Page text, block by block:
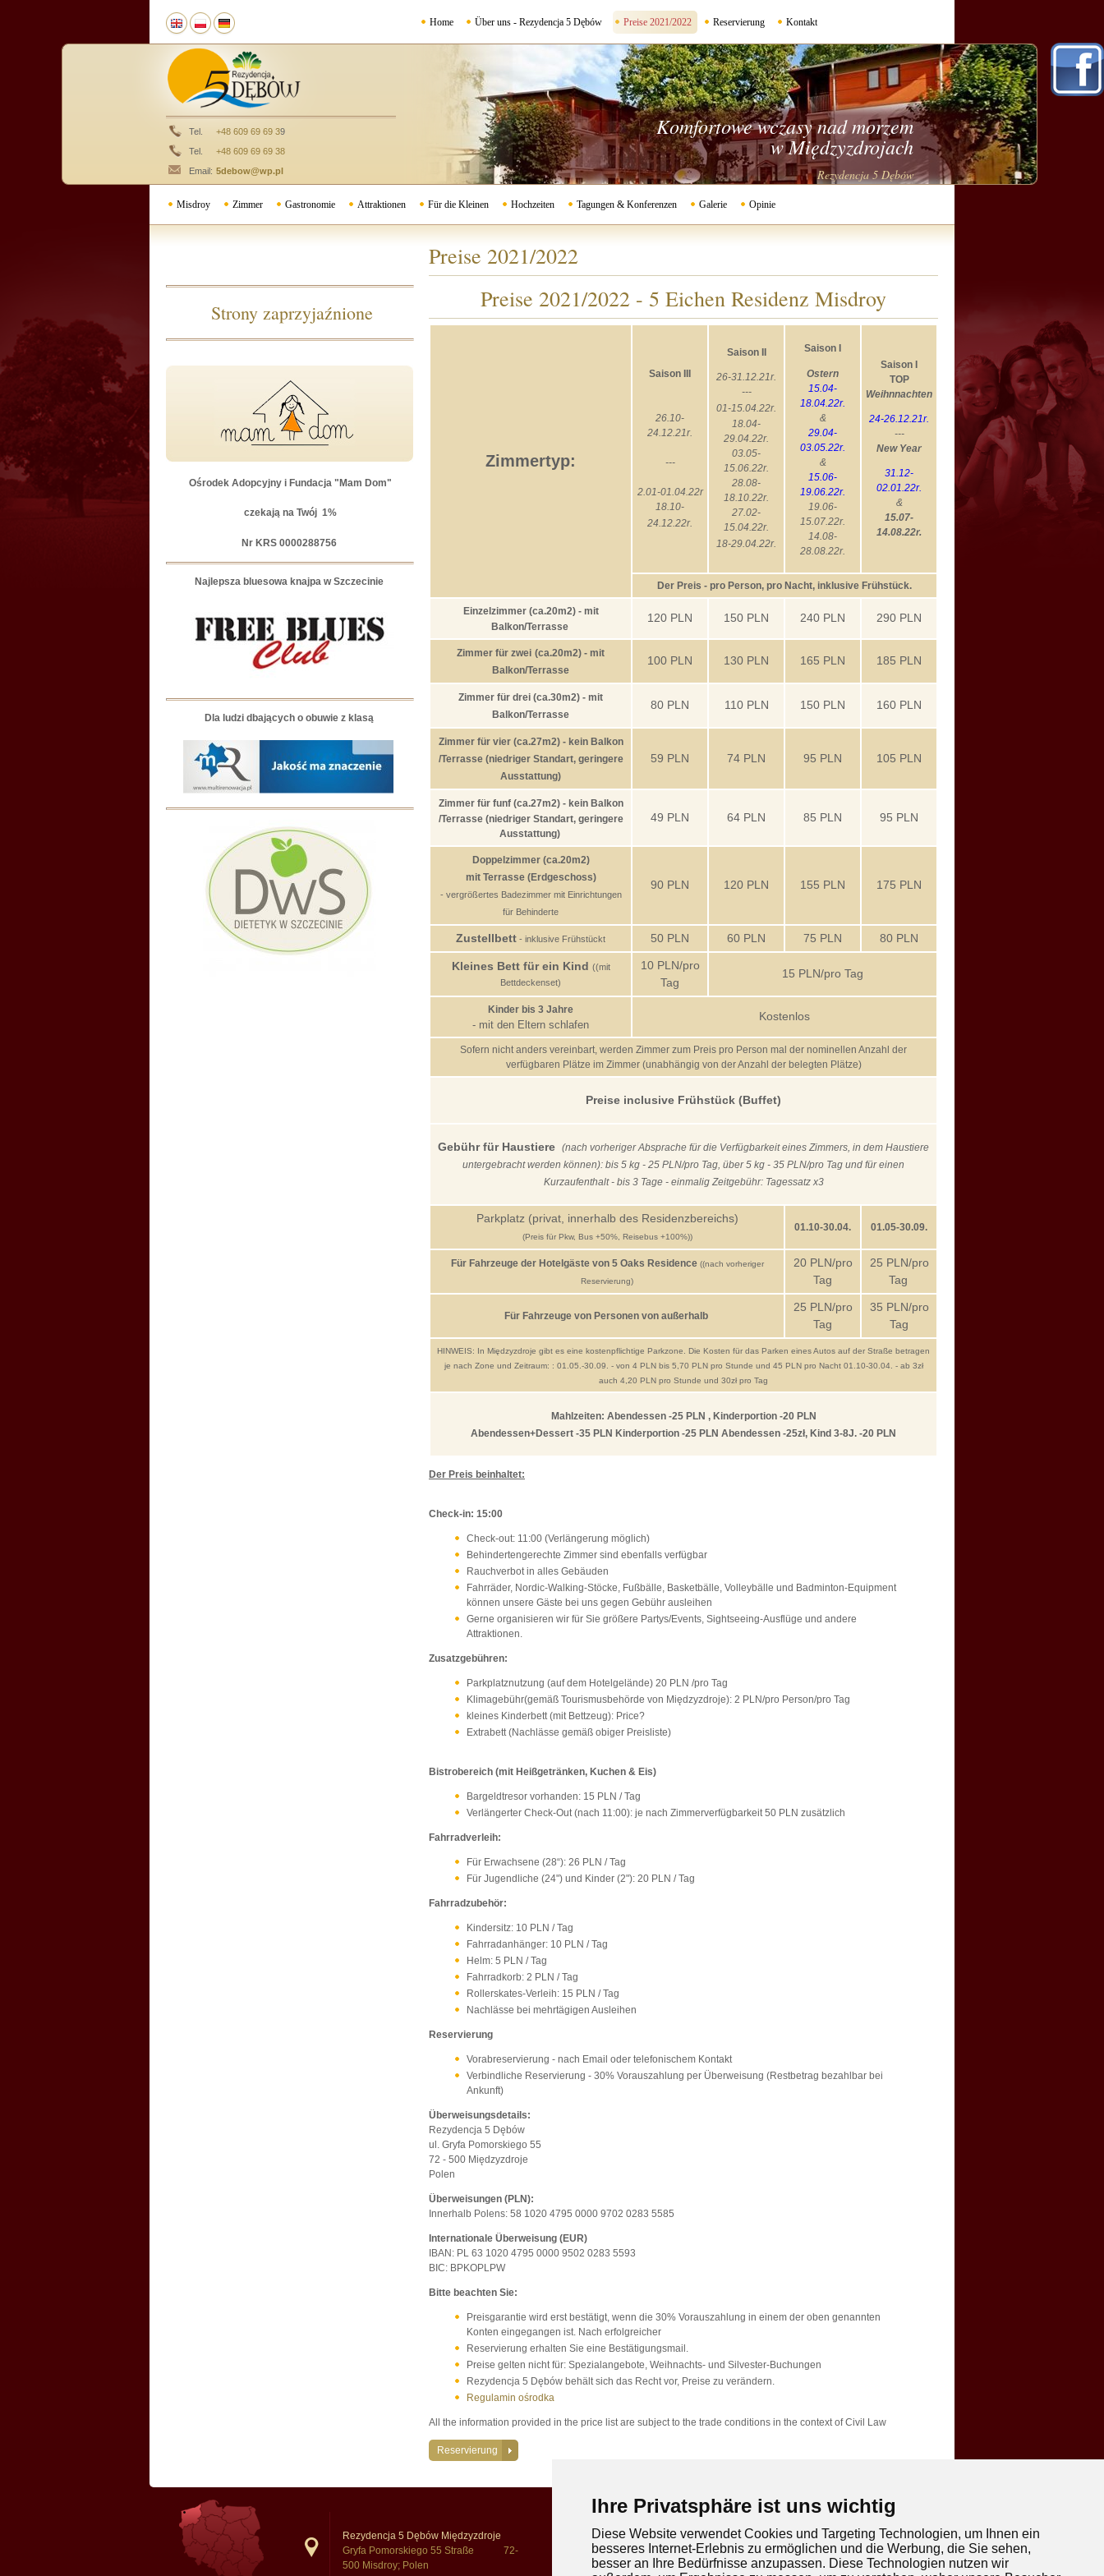
Ihre Privatsphäre ist uns wichtig
Diese Website verwendet Cookies und Targeting Technologien, um Ihnen ein
besseres Internet-Erlebnis zu ermöglichen und die Werbung, die Sie sehen,
besser an Ihre Bedürfnisse anzupassen. Diese Technologien nutzen wir
Home Über uns - Rezydencja 5 Dębów Preise 2021/2022 Reservierung Kontakt
Tel. +48 609 69 69 39
Tel.
+48 609 69 69 38
Email: 5debow@wp.pl
Komfortowe wczasy nad morzem
w Międzyzdrojach
Rezydencja 5 Dębów
Misdroy Zimmer Gastronomie Attraktionen Für die Kleinen Hochzeiten Tagungen & Konferenzen Galerie Opinie
Strony zaprzyjaźnione
Ośrodek Adopcyjny i Fundacja "Mam Dom"
czekają na Twój 1%
Nr KRS 0000288756
Najlepsza bluesowa knajpa w Szczecinie
Dla ludzi dbających o obuwie z klasą
Preise 2021/2022
Preise 2021/2022 - 5 Eichen Residenz Misdroy
Zimmertyp:
Saison III
26.10-
24.12.21r.
---
2.01-01.04.22r
18.10-
24.12.22r.
Saison II
26-31.12.21r.
---
01-15.04.22r.
18.04-
29.04.22r.
03.05-
15.06.22r.
28.08-
18.10.22r.
27.02-
15.04.22r.
18-29.04.22r.
Saison I
Ostern
15.04-
18.04.22r.
&
29.04-
03.05.22r.
&
15.06-
19.06.22r.
19.06-
15.07.22r.
14.08-
28.08.22r.
Saison I
TOP
Weihnnachten
24-26.12.21r.
---
New Year
31.12-
02.01.22r.
&
15.07-
14.08.22r.
Der Preis - pro Person, pro Nacht, inklusive Frühstück.
Einzelzimmer (ca.20m2) - mit
Balkon/Terrasse
120 PLN 150 PLN 240 PLN 290 PLN
Zimmer für zwei (ca.20m2) - mit
Balkon/Terrasse
100 PLN 130 PLN 165 PLN 185 PLN
Zimmer für drei (ca.30m2) - mit
Balkon/Terrasse
80 PLN 110 PLN 150 PLN 160 PLN
Zimmer für vier (ca.27m2) - kein Balkon
/Terrasse (niedriger Standart, geringere
Ausstattung)
59 PLN 74 PLN 95 PLN 105 PLN
Zimmer für funf (ca.27m2) - kein Balkon
/Terrasse (niedriger Standart, geringere
Ausstattung)
49 PLN 64 PLN 85 PLN 95 PLN
Doppelzimmer (ca.20m2)
mit Terrasse (Erdgeschoss)
- vergrößertes Badezimmer mit Einrichtungen
für Behinderte
90 PLN 120 PLN 155 PLN 175 PLN
Zustellbett - inklusive Frühstückt 50 PLN 60 PLN 75 PLN 80 PLN
Kleines Bett für ein Kind ((mit
Bettdeckenset)
10 PLN/pro
Tag
15 PLN/pro Tag
Kinder bis 3 Jahre
- mit den Eltern schlafen
Kostenlos
Sofern nicht anders vereinbart, werden Zimmer zum Preis pro Person mal der nominellen Anzahl der
verfügbaren Plätze im Zimmer (unabhängig von der Anzahl der belegten Plätze)
Preise inclusive Frühstück (Buffet)
Gebühr für Haustiere (nach vorheriger Absprache für die Verfügbarkeit eines Zimmers, in dem Haustiere
untergebracht werden können): bis 5 kg - 25 PLN/pro Tag, über 5 kg - 35 PLN/pro Tag und für einen
Kurzaufenthalt - bis 3 Tage - einmalig Zeitgebühr: Tagessatz x3
Parkplatz (privat, innerhalb des Residenzbereichs)
(Preis für Pkw, Bus +50%, Reisebus +100%))
01.10-30.04. 01.05-30.09.
Für Fahrzeuge der Hotelgäste von 5 Oaks Residence ((nach vorheriger
Reservierung)
20 PLN/pro
Tag
25 PLN/pro
Tag
Für Fahrzeuge von Personen von außerhalb
25 PLN/pro
Tag
35 PLN/pro
Tag
HINWEIS: In Międzyzdroje gibt es eine kostenpflichtige Parkzone. Die Kosten für das Parken eines Autos auf der Straße betragen
je nach Zone und Zeitraum: : 01.05.-30.09. - von 4 PLN bis 5,70 PLN pro Stunde und 45 PLN pro Nacht 01.10-30.04. - ab 3zł
auch 4,20 PLN pro Stunde und 30zł pro Tag
Mahlzeiten: Abendessen -25 PLN , Kinderportion -20 PLN
Abendessen+Dessert -35 PLN Kinderportion -25 PLN Abendessen -25zł, Kind 3-8J. -20 PLN
Der Preis beinhaltet:
Check-in: 15:00
Check-out: 11:00 (Verlängerung möglich)
Behindertengerechte Zimmer sind ebenfalls verfügbar
Rauchverbot in alles Gebäuden
Fahrräder, Nordic-Walking-Stöcke, Fußbälle, Basketbälle, Volleybälle und Badminton-Equipment
können unsere Gäste bei uns gegen Gebühr ausleihen
Gerne organisieren wir für Sie größere Partys/Events, Sightseeing-Ausflüge und andere
Attraktionen.
Zusatzgebühren:
Parkplatznutzung (auf dem Hotelgelände) 20 PLN /pro Tag
Klimagebühr(gemäß Tourismusbehörde von Międzyzdroje): 2 PLN/pro Person/pro Tag
kleines Kinderbett (mit Bettzeug): Price?
Extrabett (Nachlässe gemäß obiger Preisliste)
Bistrobereich (mit Heißgetränken, Kuchen & Eis)
Bargeldtresor vorhanden: 15 PLN / Tag
Verlängerter Check-Out (nach 11:00): je nach Zimmerverfügbarkeit 50 PLN zusätzlich
Fahrradverleih:
Für Erwachsene (28“): 26 PLN / Tag
Für Jugendliche (24") und Kinder (2"): 20 PLN / Tag
Fahrradzubehör:
Kindersitz: 10 PLN / Tag
Fahrradanhänger: 10 PLN / Tag
Helm: 5 PLN / Tag
Fahrradkorb: 2 PLN / Tag
Rollerskates-Verleih: 15 PLN / Tag
Nachlässe bei mehrtägigen Ausleihen
Reservierung
Vorabreservierung - nach Email oder telefonischem Kontakt
Verbindliche Reservierung - 30% Vorauszahlung per Überweisung (Restbetrag bezahlbar bei
Ankunft)
Überweisungsdetails:
Rezydencja 5 Dębów
ul. Gryfa Pomorskiego 55
72 - 500 Międzyzdroje
Polen
Überweisungen (PLN):
Innerhalb Polens: 58 1020 4795 0000 9702 0283 5585
Internationale Überweisung (EUR)
IBAN: PL 63 1020 4795 0000 9502 0283 5593
BIC: BPKOPLPW
Bitte beachten Sie:
Preisgarantie wird erst bestätigt, wenn die 30% Vorauszahlung in einem der oben genannten
Konten eingegangen ist. Nach erfolgreicher
Reservierung erhalten Sie eine Bestätigungsmail.
Preise gelten nicht für: Spezialangebote, Weihnachts- und Silvester-Buchungen
Rezydencja 5 Dębów behält sich das Recht vor, Preise zu verändern.
Regulamin ośrodka
All the information provided in the price list are subject to the trade conditions in the context of Civil Law
Reservierung
Rezydencja 5 Dębów Międzyzdroje
Gryfa Pomorskiego 55 Straße 72-
500 Misdroy; Polen
+48 609 69 69 38
+48 609 69 69 3 9 (Eng/De)
E-mail:5debow@wp.pl
https://www.facebook.com/5Debow